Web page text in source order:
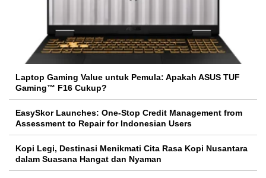
Laptop Gaming Value untuk Pemula: Apakah ASUS TUF
Gaming™ F16 Cukup?
EasySkor Launches: One-Stop Credit Management from
Assessment to Repair for Indonesian Users
Kopi Legi, Destinasi Menikmati Cita Rasa Kopi Nusantara
dalam Suasana Hangat dan Nyaman